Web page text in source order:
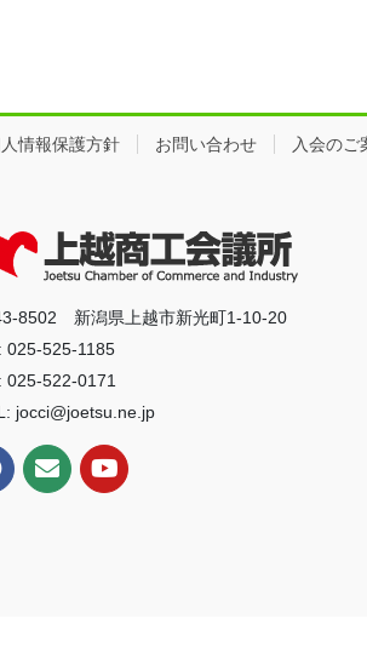
情報保護方針 お問い合わせ 入会のご
8502 新潟県上越市新光町1-10-20
025-525-1185
025-522-0171
jocci@joetsu.ne.jp